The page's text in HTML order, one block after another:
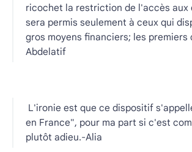
ricochet la restriction de l'accès aux
sera permis seulement à ceux qui
gros moyens financiers; les premiers
Abdelatif
L'ironie est que ce dispositif
en France", pour ma part si c'est
plutôt adieu.-Alia